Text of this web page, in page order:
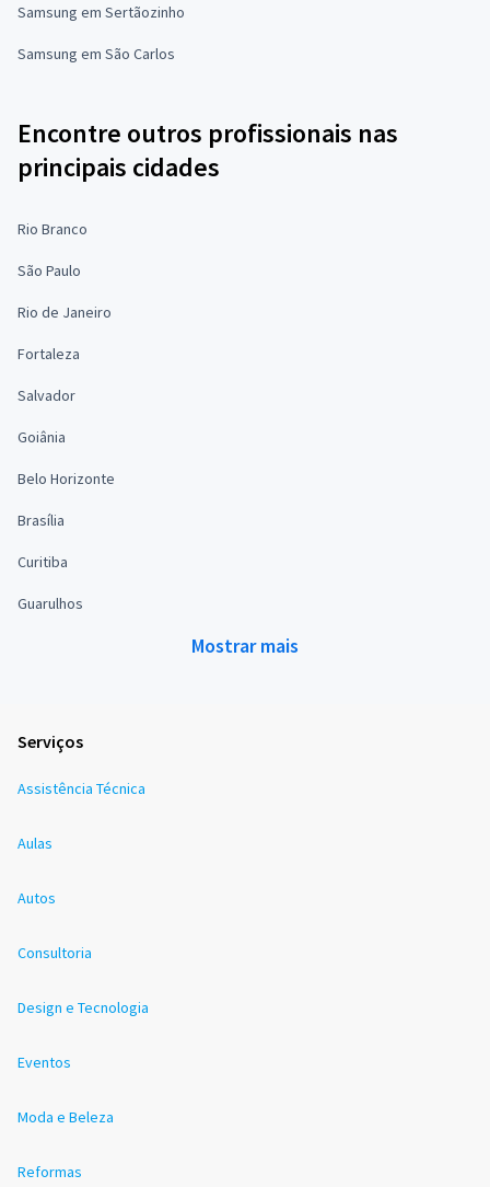
Samsung em Sertãozinho
Samsung em São Carlos
Encontre outros profissionais nas
principais cidades
Rio Branco
São Paulo
Rio de Janeiro
Fortaleza
Salvador
Goiânia
Belo Horizonte
Brasília
Curitiba
Guarulhos
Mostrar mais
Serviços
Assistência Técnica
Aulas
Autos
Consultoria
Design e Tecnologia
Eventos
Moda e Beleza
Reformas